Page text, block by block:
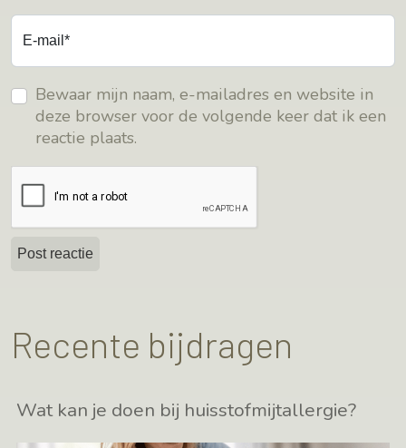
E-mail*
Bewaar mijn naam, e-mailadres en website in
deze browser voor de volgende keer dat ik een
reactie plaats.
Recente bijdragen
Wat kan je doen bij huisstofmijtallergie?